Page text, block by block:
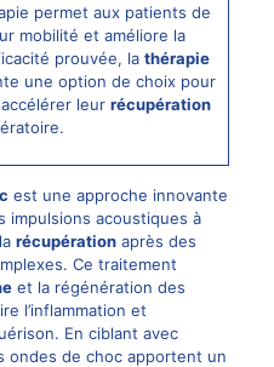
permet aux patients de
mobilité et améliore la
prouvée, la thérapie
une option de choix pour
leur récupération
est une approche innovante
impulsions acoustiques à
récupérationaprès des
Ce traitement
et la régénération des
l’inflammation et
En ciblant avec
ondes de choc apportent un